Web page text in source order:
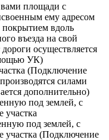
площади с
ему адресом
вдоль
въезда на свой
осуществляется
УК)
(Подключение
силами
дополнительно)
под землей, с
участка
под землей, с
участка (Подключение